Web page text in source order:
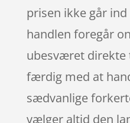
prisen ikke går
handlen foregår
ubesværet direkte
færdig med at
sædvanlige
vælger altid den